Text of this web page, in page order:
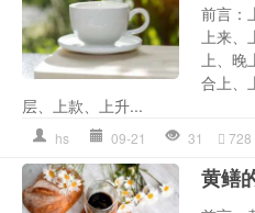
前言：
上来
上、
合上、
层、上款、上升...
hs 09-21 31 728
黄鳝